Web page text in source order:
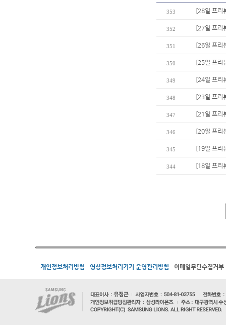
353 [28일 프리
352 [27일 프리
351 [26일 프리
350 [25일 프리
349 [24일 프리
348 [23일 프리
347 [21일 프리
346 [20일 프리
345 [19일 프리
344 [18일 프리
개인정보처리방침 영상정보처리기기 운영관리방침 이메일무단수집거부